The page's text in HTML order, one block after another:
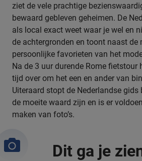
ziet de vele prachtige
bewaard gebleven geheimen. De
als local exact weet waar je wel en
de achtergronden en toont naast de
persoonlijke favorieten van het
Na de 3 uur durende Rome fietstour
tijd over om het een en ander van
Uiteraard stopt de Nederlandse gids
de moeite waard zijn en is er
maken van foto’s.
Dit ga je